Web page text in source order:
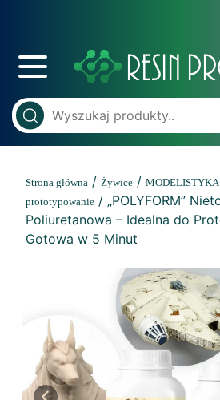
Strona główna / Żywice /
prototypowanie / „POLYFORM”
Poliuretanowa – Idealna do
Gotowa w 5 Minut